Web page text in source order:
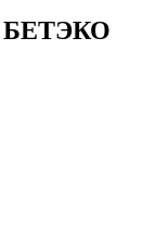
БЕТЭКО